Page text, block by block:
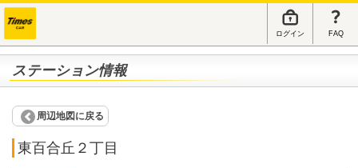
ログイン FAQ
ステーション情報
周辺地図に戻る
東百合丘２丁目